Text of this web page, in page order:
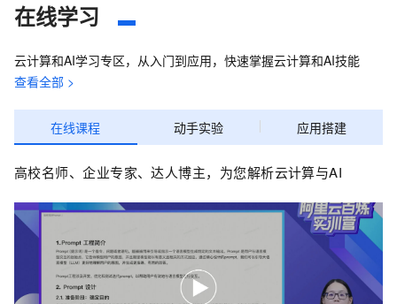
在线学习
云计算和AI学习专区，从入门到应用，快速掌握云计算和AI技能
查看全部 >
在线课程 动手实验 应用搭建
高校名师、企业专家、达人博主，为您解析云计算与AI